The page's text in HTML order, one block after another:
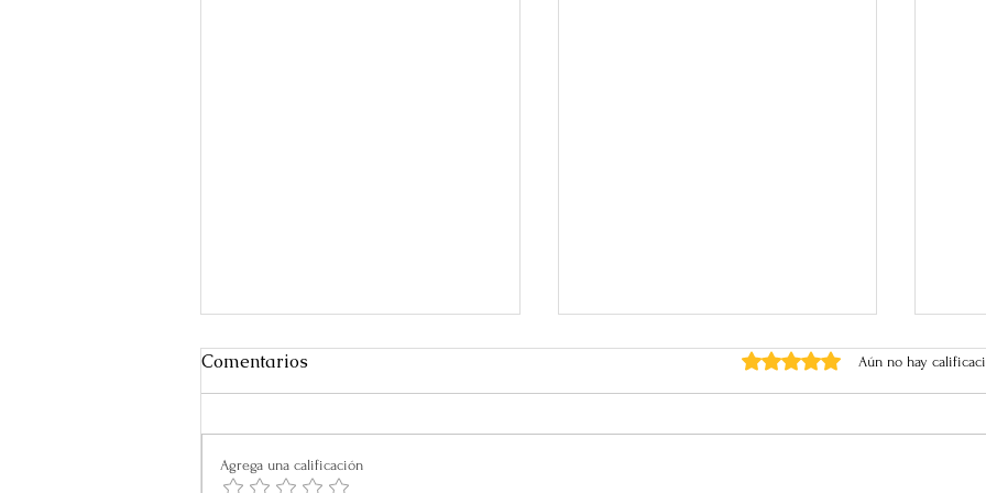
Comentarios Obtuvo 0 de 5 estrellas.
Aún no hay
Agrega una calificación